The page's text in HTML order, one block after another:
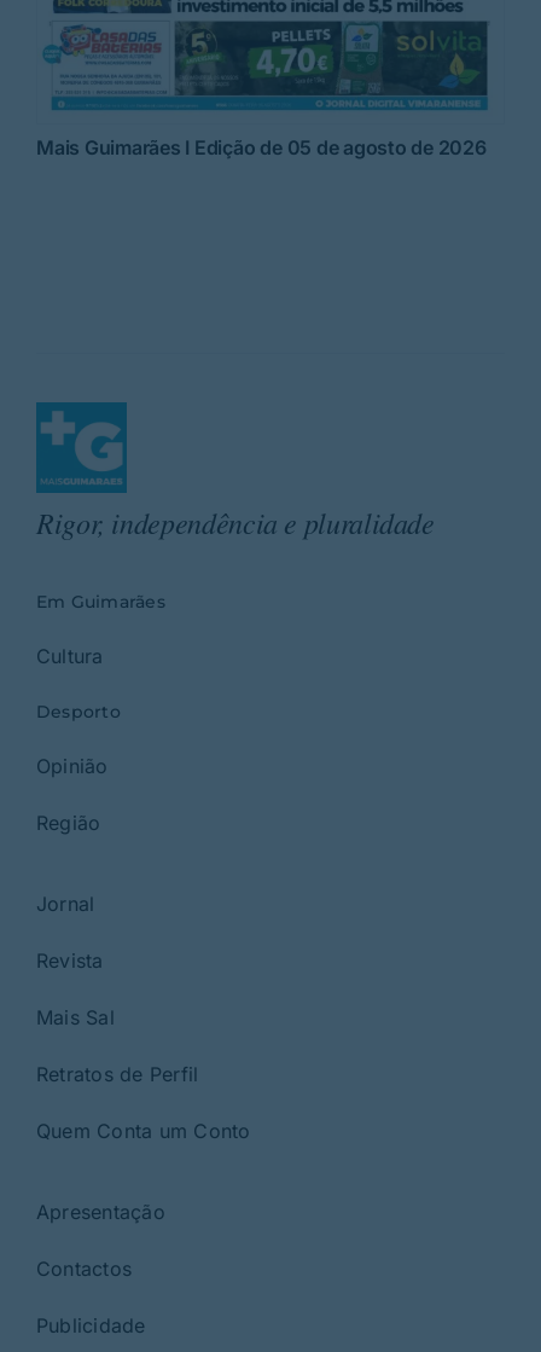
Mais Guimarães I Edição de 05 de agosto de 2026
Rigor, independência e pluralidade
Em Guimarães
Cultura
Desporto
Opinião
Região
Jornal
Revista
Mais Sal
Retratos de Perfil
Quem Conta um Conto
Apresentação
Contactos
Publicidade